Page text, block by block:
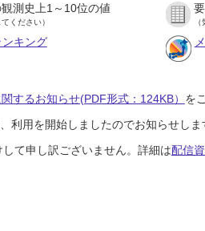
測史上1～10位の値
ください）
キング
するお知らせ(PDF形式：124KB） を
利用を開始しましたのでお知らせしま
て申し訳ございません。詳細は配信